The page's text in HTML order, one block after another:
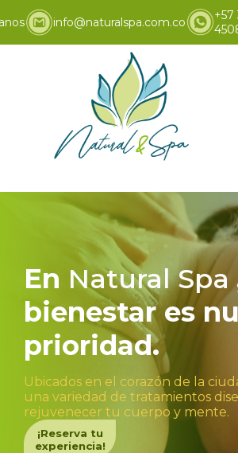
info@naturalspa.com.co
+57
En Natural Spa
bienestar es
prioridad.
Ubicados en el corazón de la
una variedad de tratamientos
rejuvenecer tu cuerpo y mente.
¡Reserva tu
experiencia!
Inicio>